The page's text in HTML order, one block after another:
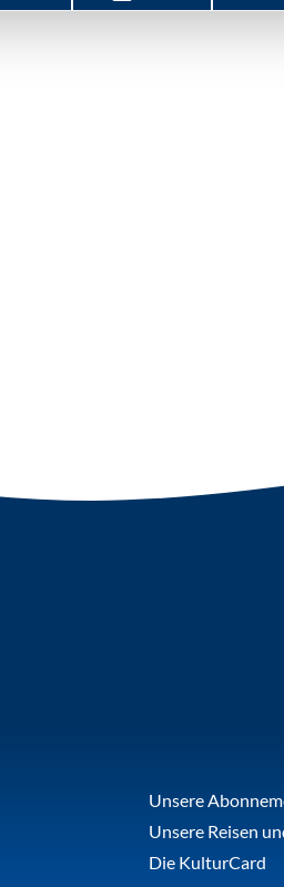
Unsere
Unsere Reisen
Die KulturCard